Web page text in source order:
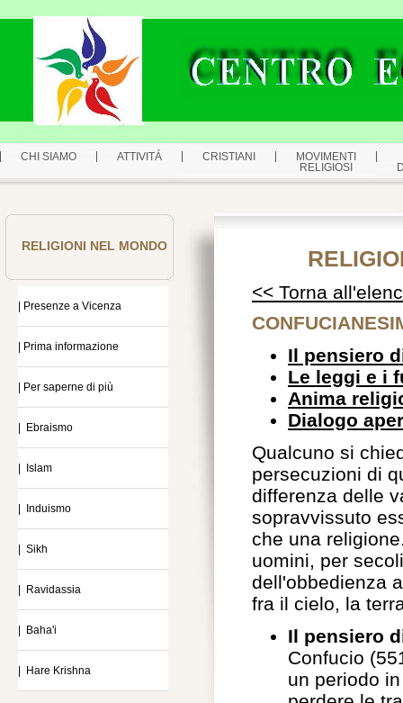
CHI SIAMO ATTIVITÁ CRISTIANI
MOVIMENTI
RELIGIOSI
RELIGIONI NEL MONDO
| Presenze a Vicenza
| Prima informazione
| Per saperne di più
| Ebraismo
| Islam
| Induismo
| Sikh
| Ravidassia
| Baha'i
| Hare Krishna
<< Torna
Il pensiero
Le leggi e i
Anima
Dialogo
Qualcuno si
persecuzioni di
differenza delle
sopravvissuto
che una
uomini, per
dell'obbedienza
fra il cielo, la
Il pensiero
Confucio
un periodo